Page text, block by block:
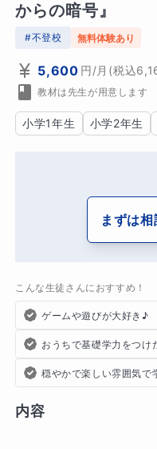
からの暗号』
#不登校 無料体験あり
5,600 円/月 (税込
教材は先生が用意します
小学1年生 小学2年生
まずは
こんな生徒さんにおすすめ！
ゲームや遊びが大好き♪
おうちで基礎学力をつけ
穏やかで楽しい雰囲気で
内容